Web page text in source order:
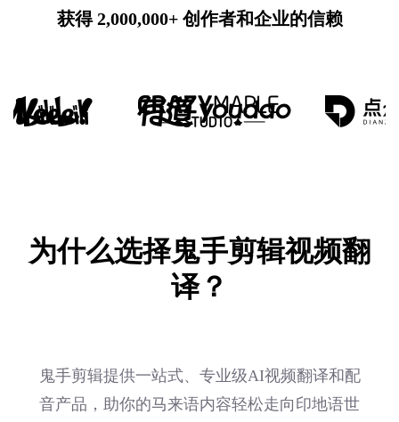
获得 2,000,000+ 创作者和企业的信赖
为什么选择鬼手剪辑视频翻
译？
鬼手剪辑提供一站式、专业级AI视频翻译和配
音产品，助你的马来语内容轻松走向印地语世